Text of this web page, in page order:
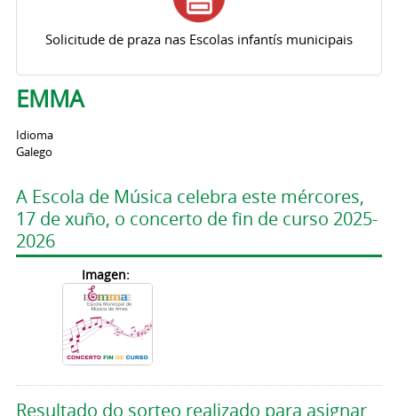
Solicitude de praza nas Escolas infantís municipais
EMMA
Idioma
Galego
A Escola de Música celebra este mércores,
17 de xuño, o concerto de fin de curso 2025-
2026
Imagen:
Resultado do sorteo realizado para asignar